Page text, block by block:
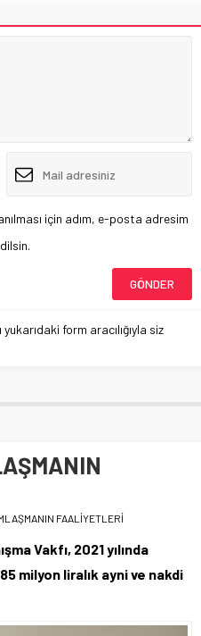
için adım, e-posta adresim
form aracılığıyla siz
FAALİYETLERİ
Vakfı, 2021 yılında
milyon liralık ayni ve nakdi